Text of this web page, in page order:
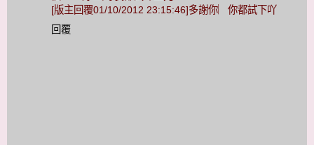
[版主回覆01/10/2012 23:15:46]多謝你︳你都試下吖
回覆